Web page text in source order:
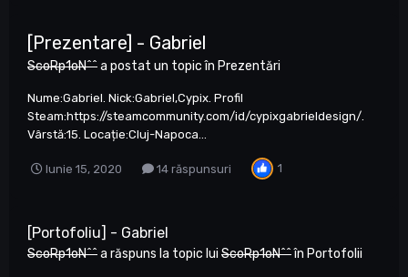
[Prezentare] - Gabriel
ScoRp1oN^^a postat un topic în Prezentări
Nume:Gabriel. Nick:Gabriel,Cypix. Profil
Steam:https://steamcommunity.com/id/cypixgabrieldesign/.
Vârstă:15. Locație:Cluj-Napoca...
Iunie 15, 2020 14 răspunsuri 1
[Portofoliu] - Gabriel
ScoRp1oN^^a răspuns la topic lui ScoRp1oN^^în Portofolii